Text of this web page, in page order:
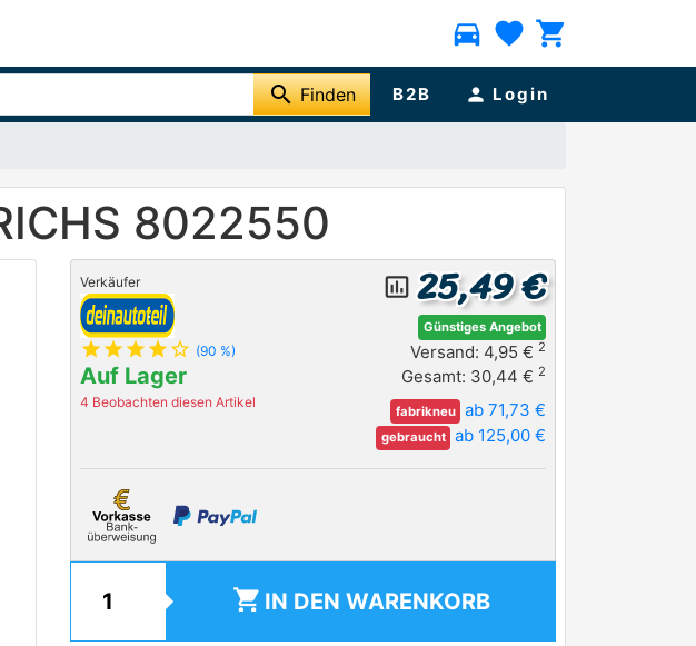
directions_car favorite shopping_cart
search Finden B2B person Login
8022550
Verkäufer
star star star star star_outline (90 %)
Auf Lager
4 Beobachten diesen Artikel
insert_chart_outlined 25,49 €
Günstiges Angebot
Versand: 4,95 € 2
Gesamt: 30,44 € 2
fabrikneu ab 71,73 €
gebraucht ab 125,00 €
shopping_cart IN DEN WARENKORB